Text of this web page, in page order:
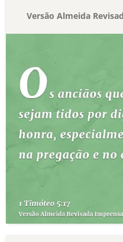
Versão Almeida